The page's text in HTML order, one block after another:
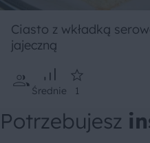
Ciasto z wkładką
jajeczną
Średnie 1
Potrzebujesz